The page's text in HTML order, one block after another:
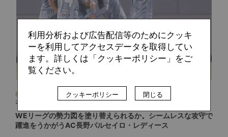
松田 佑也
2022.10.22
WEリーグの勢力図を塗り替えられるか。シームレスな攻守で
躍進をうかがうAC長野パルセイロ・レディース
利用分析および広告配信等のためにクッキ
ーを利用してアクセスデータを取得してい
ます。詳しくは「クッキーポリシー」をご
覧ください。
クッキーポリシー 閉じる